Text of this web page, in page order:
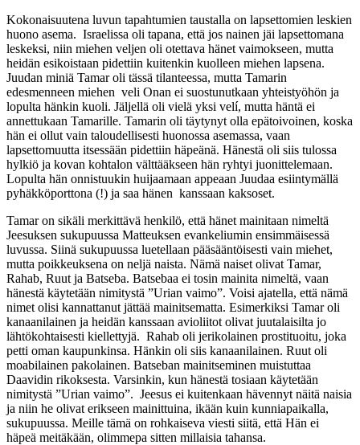
Kokonaisuutena luvun tapahtumien taustalla on lapsettomien leskien
huono asema. Israelissa oli tapana, että jos nainen jäi lapsettomana
leskeksi, niin miehen veljen oli otettava hänet vaimokseen, mutta
heidän esikoistaan pidettiin kuitenkin kuolleen miehen lapsena.
Juudan miniä Tamar oli tässä tilanteessa, mutta Tamarin
edesmenneen miehen veli Onan ei suostunutkaan yhteistyöhön ja
lopulta hänkin kuoli. Jäljellä oli vielä yksi velí, mutta häntä ei
annettukaan Tamarille. Tamarin oli täytynyt olla epätoivoinen, koska
hän ei ollut vain taloudellisesti huonossa asemassa, vaan
lapsettomuutta itsessään pidettiin häpeänä. Hänestä oli siis tulossa
hylkiö ja kovan kohtalon välttääkseen hän ryhtyi juonittelemaan.
Lopulta hän onnistuukin huijaamaan appeaan Juudaa esiintymällä
pyhäkköporttona (!) ja saa hänen kanssaan kaksoset.
Tamar on sikäli merkittävä henkilö, että hänet mainitaan nimeltä
Jeesuksen sukupuussa Matteuksen evankeliumin ensimmäisessä
luvussa. Siinä sukupuussa luetellaan pääsääntöisesti vain miehet,
mutta poikkeuksena on neljä naista. Nämä naiset olivat Tamar,
Rahab, Ruut ja Batseba. Batsebaa ei tosin mainita nimeltä, vaan
hänestä käytetään nimitystä ”Urian vaimo”. Voisi ajatella, että nämä
nimet olisi kannattanut jättää mainitsematta. Esimerkiksi Tamar oli
kanaanilainen ja heidän kanssaan avioliitot olivat juutalaisilta jo
lähtökohtaisesti kiellettyjä. Rahab oli jerikolainen prostituoitu, joka
petti oman kaupunkinsa. Hänkin oli siis kanaanilainen. Ruut oli
moabilainen pakolainen. Batseban mainitseminen muistuttaa
Daavidin rikoksesta. Varsinkin, kun hänestä tosiaan käytetään
nimitystä ”Urian vaimo”. Jeesus ei kuitenkaan hävennyt näitä naisia
ja niin he olivat erikseen mainittuina, ikään kuin kunniapaikalla,
sukupuussa. Meille tämä on rohkaiseva viesti siitä, että Hän ei
häpeä meitäkään, olimmepa sitten millaisia tahansa.